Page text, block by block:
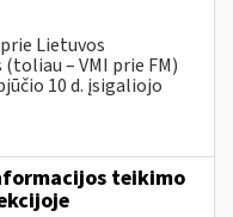
Lietuvos
– VMI prie FM)
10 d. įsigaliojo
teikimo